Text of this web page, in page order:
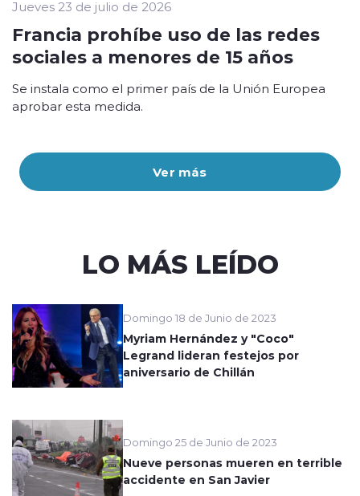
Ver más
Jueves 23 de julio de 2026
Francia prohíbe uso de las redes
sociales a menores de 15 años
Se instala como el primer país de la Unión Europea
aprobar esta medida.
LO MÁS LEÍDO
Domingo 18 de Junio de 2023
Myriam Hernández y "Coco"
Legrand lideran festejos por
aniversario de Chillán
Domingo 25 de Junio de 2023
Nueve personas mueren en terrible
accidente en San Javier